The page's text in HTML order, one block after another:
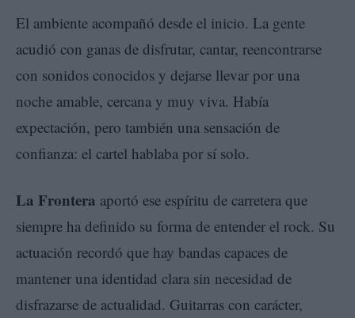
El ambiente acompañó desde el inicio. La gente
acudió con ganas de disfrutar, cantar, reencontrarse
con sonidos conocidos y dejarse llevar por una
noche amable, cercana y muy viva. Había
expectación, pero también una sensación de
confianza: el cartel hablaba por sí solo.
La Frontera aportó ese espíritu de carretera que
siempre ha definido su forma de entender el rock. Su
actuación recordó que hay bandas capaces de
mantener una identidad clara sin necesidad de
disfrazarse de actualidad. Guitarras con carácter,